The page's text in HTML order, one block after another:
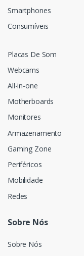
Smartphones
Consumíveis
Placas De Som
Webcams
All-in-one
Motherboards
Monitores
Armazenamento
Gaming Zone
Periféricos
Mobilidade
Redes
Sobre Nós
Sobre Nós